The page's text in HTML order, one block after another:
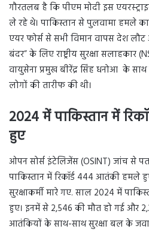
गौरतलब है कि पीएम मोदी इस
ले रहे थे। पाकिस्तान से पुलवामा हमले
एयर फोर्स से सभी विमान वापस देश
बंदर” के लिए राष्ट्रीय सुरक्षा सलाहकार
वायुसेना प्रमुख बीरेंद्र सिंह धनोआ के
लोगों की तारीफ की थी।
2024 में पाकिस्तान में
हुए
ओपन सोर्स इंटेलिजेंस (OSINT) जांच से
पाकिस्तान में रिकॉर्ड 444 आतंकी हमले
सुरक्षाकर्मी मारे गए. साल 2024 में
हुए। इनमें से 2,546 की मौत हो गई और
आतंकियों के साथ-साथ सुरक्षा बल के